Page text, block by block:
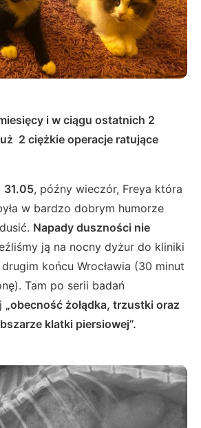
i w ciągu ostatnich 2
2 ciężkie operacje ratujące
31.05, późny wieczór, Freya która
w bardzo dobrym humorze
Napady duszności nie
ją na nocny dyżur do kliniki
końcu Wrocławia (30 minut
Tam po serii badań
„obecność żołądka, trzustki oraz
klatki piersiowej”.